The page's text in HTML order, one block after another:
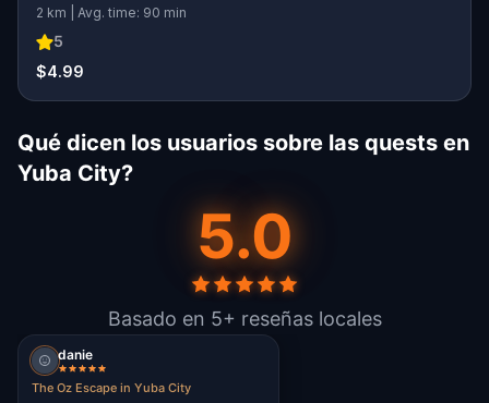
2 km | Avg. time: 90 min
5
$4.99
Qué dicen los usuarios sobre las quests en
Yuba City?
5.0
Basado en 5+ reseñas locales
danie
The Oz Escape in Yuba City